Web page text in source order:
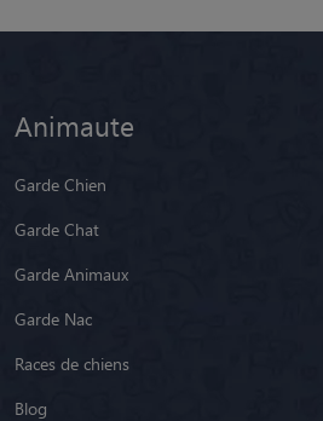
Animaute
Garde Chien
Garde Chat
Garde Animaux
Garde Nac
Races de chiens
Blog